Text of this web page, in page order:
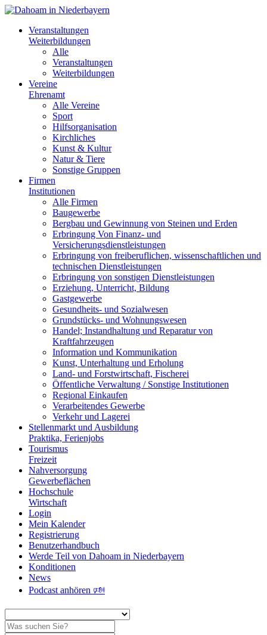
Veranstaltungen
Weiterbildungen
Alle
Veranstaltungen
Weiterbildungen
Vereine
Ehrenamt
Alle Vereine
Sport
Hilfsorganisation
Kirchliches
Kunst & Kultur
Natur & Tiere
Sonstige Gruppen
Firmen
Institutionen
Alle Firmen
Baugewerbe
Bergbau und Gewinnung von Steinen und Erden
Erbringung Von Finanz- und
Versicherungsdienstleistungen
Erbringung von freiberuflichen, wissenschaftlichen und
technischen Dienstleistungen
Erbringung von sonstigen Dienstleistungen
Erziehung, Unterricht, Bildung
Gastgewerbe
Gesundheits- und Sozialwesen
Grundstücks- und Wohnungswesen
Handel; Instandhaltung und Reparatur von
Kraftfahrzeugen
Information und Kommunikation
Kunst, Unterhaltung und Erholung
Land- und Forstwirtschaft, Fischerei
Öffentliche Verwaltung / Sonstige Institutionen
Regional Einkaufen
Verarbeitendes Gewerbe
Verkehr und Lagerei
Stellenmarkt und Ausbildung
Praktika, Ferienjobs
Tourismus
Freizeit
Nahversorgung
Gewerbeflächen
Hochschule
Wirtschaft
Login
Mein Kalender
Registrierung
Benutzerhandbuch
Werde Teil von Dahoam in Niederbayern
Konditionen
News
Podcast anhören 🕬